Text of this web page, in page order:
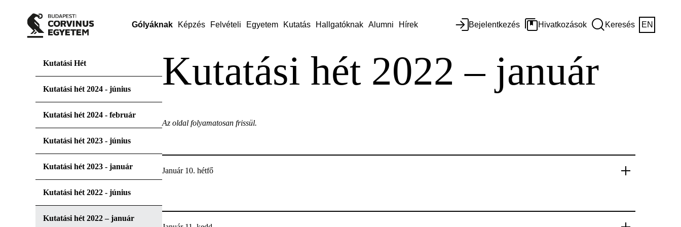
Gólyáknak Képzés Felvételi Egyetem Kutatás Hallgatóknak Alumni Hírek Bejelentkezés Hivatkozások Keresés EN
Kutatási Hét
Kutatási hét 2024 - június
Kutatási hét 2024 - február
Kutatási hét 2023 - június
Kutatási hét 2023 - január
Kutatási hét 2022 - június
Kutatási hét 2022 – január
Kutatási hét 2022 – január
Az oldal folyamatosan frissül.
Január 10. hétfő